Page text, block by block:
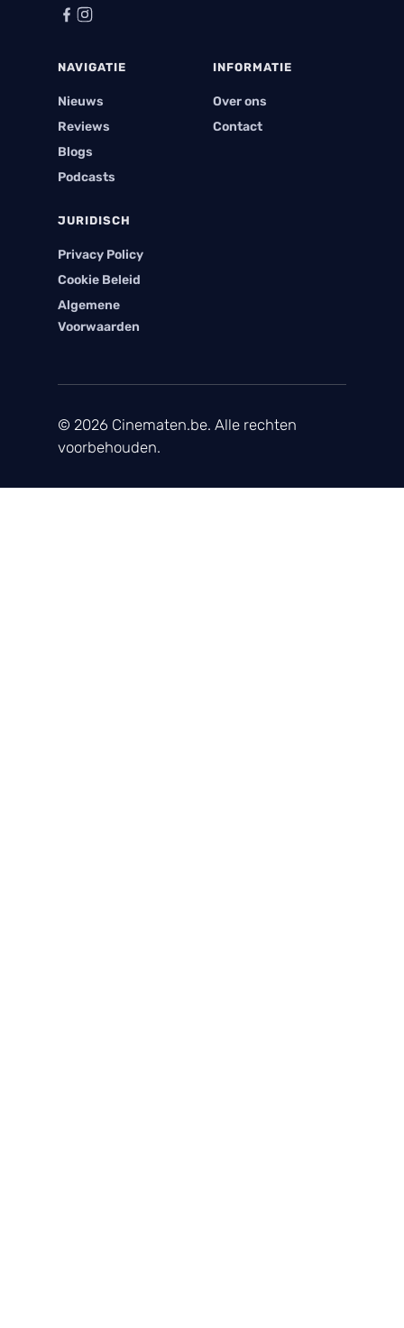
NAVIGATIE
Nieuws
Reviews
Blogs
Podcasts
INFORMATIE
Over ons
Contact
JURIDISCH
Privacy Policy
Cookie Beleid
Algemene
Voorwaarden
© 2026 Cinematen.be. Alle rechten
voorbehouden.